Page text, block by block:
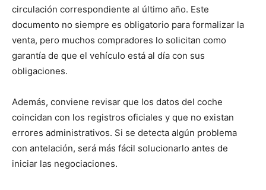
circulación correspondiente al último año. Este
documento no siempre es obligatorio para formalizar la
venta, pero muchos compradores lo solicitan como
garantía de que el vehículo está al día con sus
obligaciones.
Además, conviene revisar que los datos del coche
coincidan con los registros oficiales y que no existan
errores administrativos. Si se detecta algún problema
con antelación, será más fácil solucionarlo antes de
iniciar las negociaciones.